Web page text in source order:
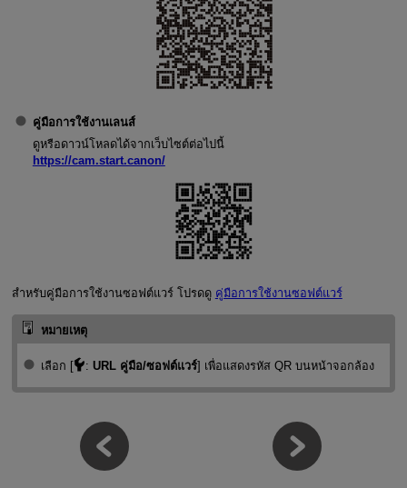
คู่มือการใช้งานเลนส์
ดูหรือดาวน์โหลดได้จากเว็บไซต์ต่อไปนี้
https://cam.start.canon/
สำหรับคู่มือการใช้งานซอฟต์แวร์ โปรดดู คู่มือการใช้งานซอฟต์แวร์
หมายเหตุ
เลือก [ : URL คู่มือ/ซอฟต์แวร์] เพื่อแสดงรหัส QR บนหน้าจอกล้อง